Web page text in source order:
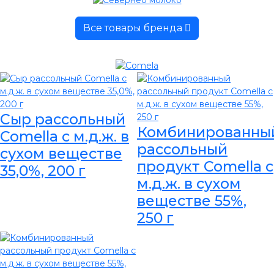
Все товары бренда
Сыр рассольный
Comella с м.д.ж. в
сухом веществе
35,0%, 200 г
рассольный
продукт Comella с
м.д.ж. в сухом
веществе 55%,
250 г